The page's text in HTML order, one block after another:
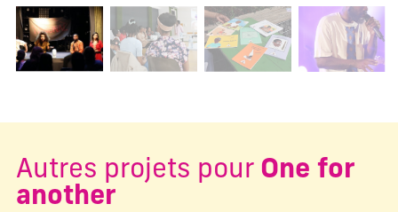
Changer la diapositive actuelle de ce carrousel
Autres projets pour One for
another